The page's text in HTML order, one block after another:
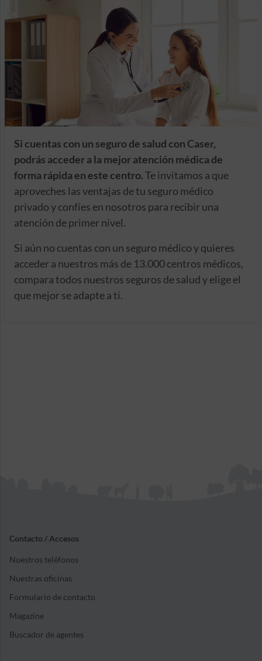
Si cuentas con un seguro de salud con Caser,
podrás acceder a la mejor atención médica de
forma rápida en este centro.Te invitamos a que
aproveches las ventajas de tu seguro médico
privado y confíes en nosotros para recibir una
atención de primer nivel.
Si aún no cuentas con un seguro médico y quieres
acceder a nuestros más de 13.000 centros médicos,
compara todos nuestros seguros de salud y elige el
que mejor se adapte a ti.
Contacto / Accesos
Nuestros teléfonos
Nuestras oficinas
Formulario de contacto
Magazine
Buscador de agentes